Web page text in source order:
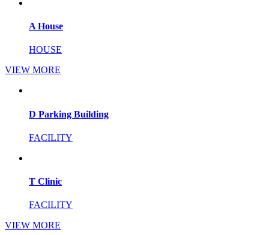
A House
HOUSE
VIEW MORE
D Parking Building
FACILITY
T Clinic
FACILITY
VIEW MORE